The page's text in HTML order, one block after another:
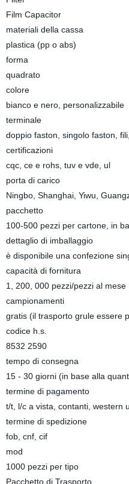
Film Capacitor
materiali della cassa
plastica (pp o abs)
forma
quadrato
colore
bianco e nero, personalizzabile
terminale
doppio faston, singolo faston,
certificazioni
cqc, ce e rohs, tuv e vde, ul
porta di carico
Ningbo, Shanghai, Yiwu,
pacchetto
100-500 pezzi per cartone, in
dettaglio di imballaggio
è disponibile una confezione
capacità di fornitura
1, 200, 000 pezzi/pezzi al mese
campionamenti
gratis (il trasporto grule essere
codice h.s.
8532 2590
tempo di consegna
15 - 30 giorni (in base alla
termine di pagamento
t/t, l/c a vista, contanti, western
termine di spedizione
fob, cnf, cif
mod
1000 pezzi per tipo
Pacchetto di Trasporto